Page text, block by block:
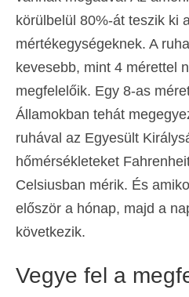
körülbelül 80%-át teszik ki
mértékegységeknek. A
kevesebb, mint 4 mérettel
megfelelőik. Egy 8-as
Államokban tehát
ruhával az Egyesült
hőmérsékleteket
Celsiusban mérik. És
először a hónap, majd a
következik.
Vegye fel a